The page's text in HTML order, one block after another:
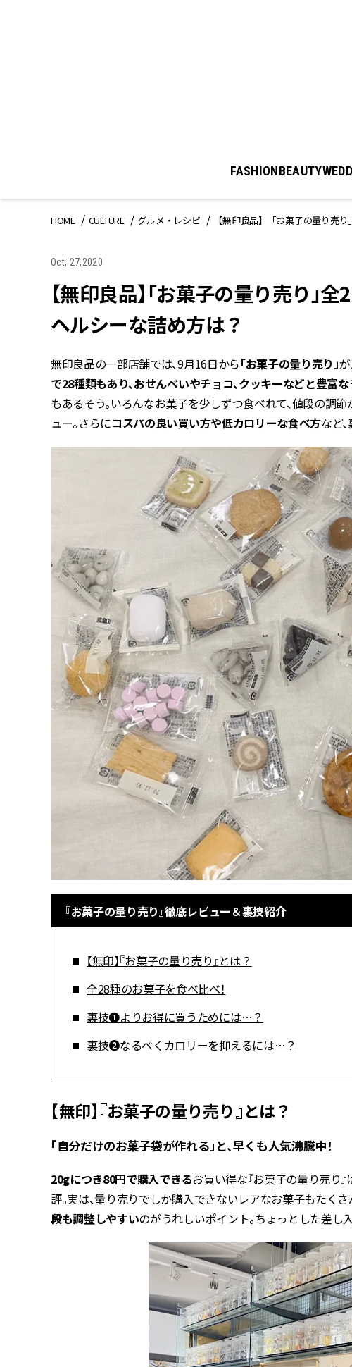
FASHIONBEAUTY
HOME CULTURE グルメ・レシピ 【無印良品】「お菓子の量り売
Oct, 27,2020
【無印良品】「お菓子の量り売り」
ヘルシーな詰め方は？
無印良品の一部店舗では、9月16日から「お菓子の量り売り」
で28種類もあり、おせんべいやチョコ、クッキーなどと豊富な
もあるそう。いろんなお菓子を少しずつ食べれて、値段の調
ュー。さらにコスパの良い買い方や低カロリーな食べ方など
『お菓子の量り売り』徹底レビュー＆裏技紹介
【無印】『お菓子の量り売り』とは？
全28種のお菓子を食べ比べ！
裏技❶よりお得に買うためには…？
裏技❷なるべくカロリーを抑えるには…？
【無印】『お菓子の量り売り』とは？
「自分だけのお菓子袋が作れる」と、早くも人気沸騰中！
20gにつき80円で購入できるお買い得な『お菓子の量り売り
評。実は、量り売りでしか購入できないレアなお菓子もたくさ
段も調整しやすいのがうれしいポイント。ちょっとした差し